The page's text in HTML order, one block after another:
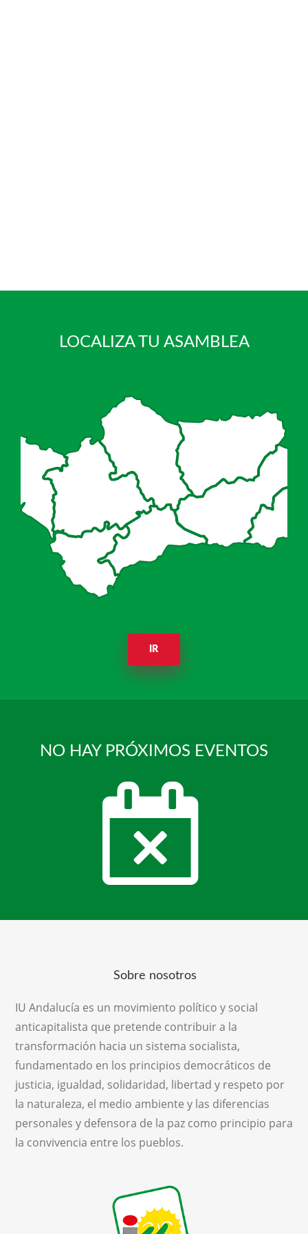
LOCALIZA TU ASAMBLEA
IR
NO HAY PRÓXIMOS EVENTOS
Sobre nosotros
IU Andalucía es un movimiento político y social
anticapitalista que pretende contribuir a la
transformación hacia un sistema socialista,
fundamentado en los principios democráticos de
justicia, igualdad, solidaridad, libertad y respeto por
la naturaleza, el medio ambiente y las diferencias
personales y defensora de la paz como principio para
la convivencia entre los pueblos.